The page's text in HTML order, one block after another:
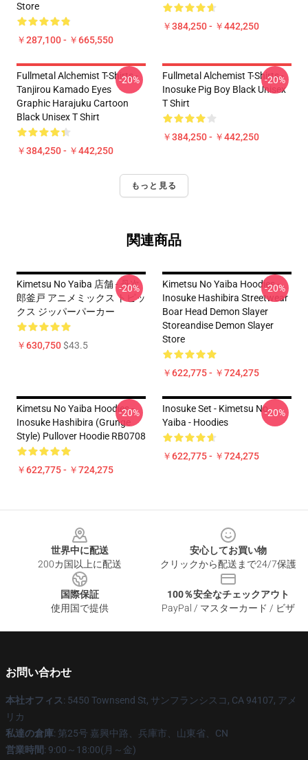
Store
￥287,100 - ￥665,550
￥384,250 - ￥442,250
Fullmetal Alchemist T-Shirts -
Tanjirou Kamado Eyes
Graphic Harajuku Cartoon
Black Unisex T Shirt
￥384,250 - ￥442,250
-20%
Fullmetal Alchemist T-Shirts -
Inosuke Pig Boy Black Unisex
T Shirt
￥384,250 - ￥442,250
-20%
もっと見る
関連商品
Kimetsu No Yaiba 店舗 - 丹次
郎釜戸 アニメミックス トピッ
クス ジッパーパーカー
￥630,750$43.5
-20%
Kimetsu No Yaiba Hoodies -
Inosuke Hashibira Streetwear
Boar Head Demon Slayer
Storeandise Demon Slayer
Store
￥622,775 - ￥724,275
-20%
Kimetsu No Yaiba Hoodies -
Inosuke Hashibira (Grunge
Style) Pullover Hoodie RB0708
￥622,775 - ￥724,275
-20%
Inosuke Set - Kimetsu No
Yaiba - Hoodies
￥622,775 - ￥724,275
-20%
世界中に配送
200カ国以上に配送
安心してお買い物
クリックから配送まで24/7保護
国際保証
使用国で提供
100％安全なチェックアウト
PayPal / マスターカード / ビザ
お問い合わせ
本社オフィス: 5450 Townsend St, サンフランシスコ, CA 94107, アメ
リカ
私達の倉庫: 第25号 嘉興中路、兵庫市、山東省、CN
営業時間: 9:00～18:00(月～金)